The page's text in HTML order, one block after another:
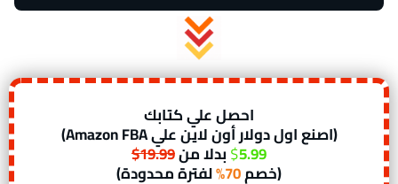
احصل علي كتابك
(اصنع اول دولار أون لاين علي Amazon FBA)
$5.99 بدلا من19.99$
(خصم70% لفترة محدودة)